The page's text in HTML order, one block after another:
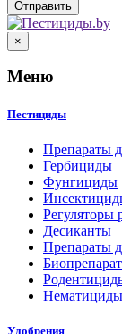
×
Меню
Пестициды
Препараты
Гербициды
Фунгициды
Регуляторы
Десиканты
Препараты
Нематициды
Удобрения